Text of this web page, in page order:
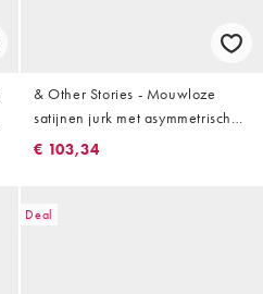
& Other Stories - Mouwloze
satijnen jurk met asymmetrische
zoom in zwart
€ 103,34
Deal